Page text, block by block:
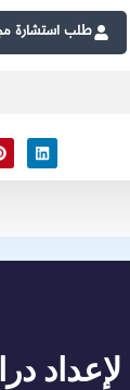
طلب استشارة